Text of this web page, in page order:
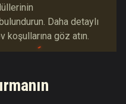
Daha detaylı
göz atın.